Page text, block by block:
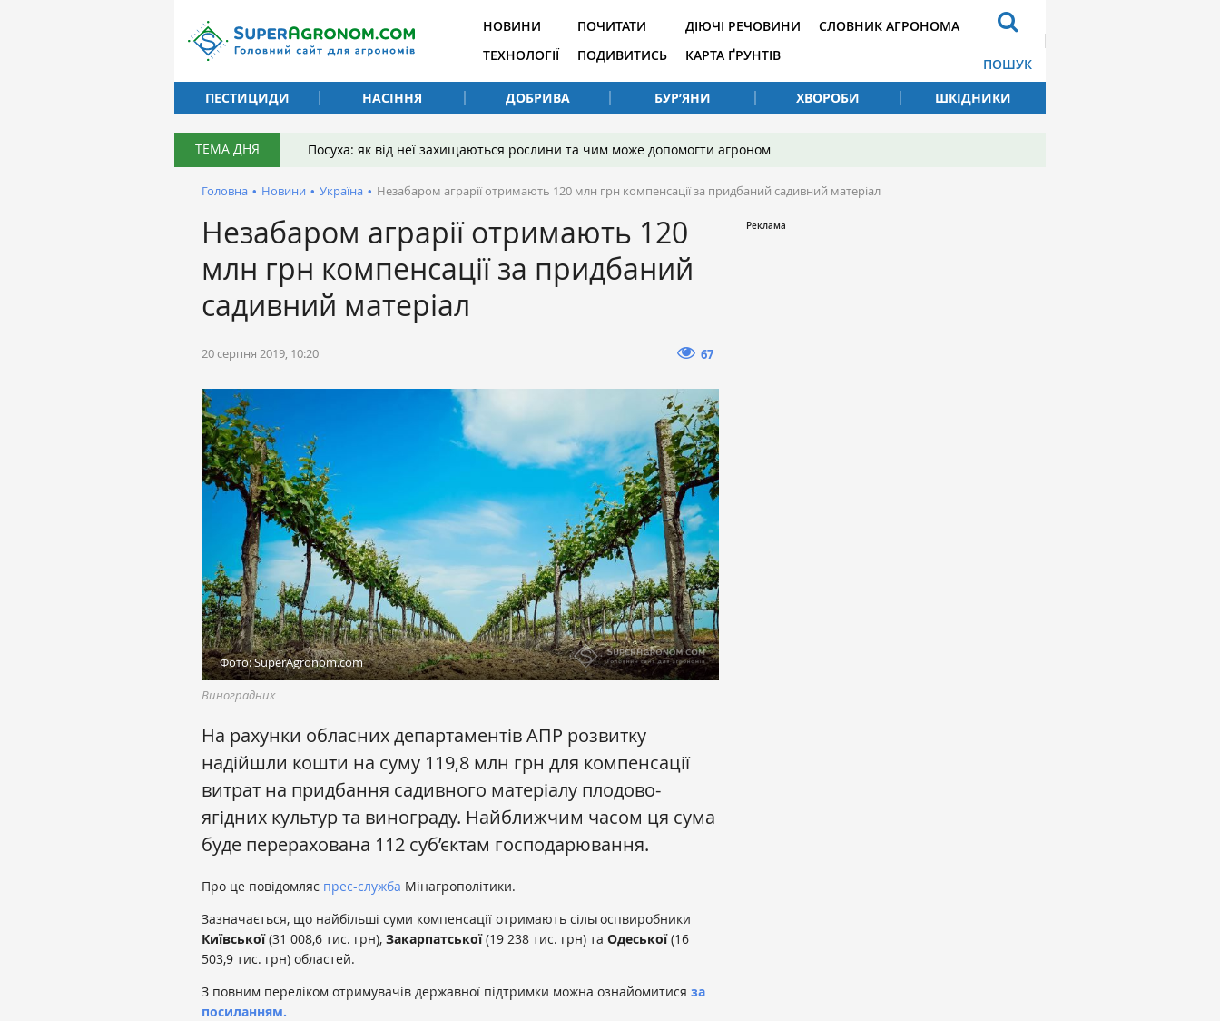
НОВИНИ
ТЕХНОЛОГІЇ
ПОЧИТАТИ
ПОДИВИТИСЬ
ДІЮЧІ РЕЧОВИНИ
КАРТА ҐРУНТІВ
СЛОВНИК АГРОНОМА
ПОШУК
ПЕСТИЦИДИ
НАСІННЯ ДОБРИВА БУР’ЯНИ ХВОРОБИ ШКІДНИКИ
ТЕМА ДНЯ Посуха: як від неї захищаються рослини та чим може допомогти агроном
Головна • Новини • Україна • Незабаром аграрії отримають 120 млн грн компенсації за придбаний садивний матеріал
Незабаром аграрії отримають 120
млн грн компенсації за придбаний
садивний матеріал
20 серпня 2019, 10:20 67
Фото: SuperAgronom.com
Виноградник
На рахунки обласних департаментів АПР розвитку
надійшли кошти на суму 119,8 млн грн для компенсації
витрат на придбання садивного матеріалу плодово-
ягідних культур та винограду. Найближчим часом ця сума
буде перерахована 112 суб’єктам господарювання.
Про це повідомляє прес-служба Мінагрополітики.
Зазначається, що найбільші суми компенсації отримають сільгоспвиробники
Київської(31 008,6 тис. грн), Закарпатської(19 238 тис. грн) та Одеської(16
503,9 тис. грн) областей.
З повним переліком отримувачів державної підтримки можна ознайомитися за
посиланням.